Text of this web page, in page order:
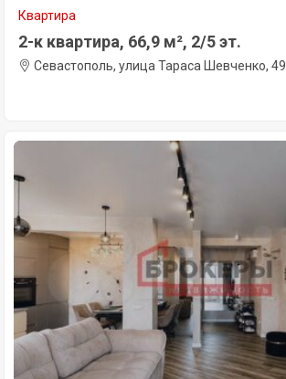
Квартира
2-к квартира, 66,9 м², 2/5 эт.
Севастополь, улица Тараса Шевченко, 49